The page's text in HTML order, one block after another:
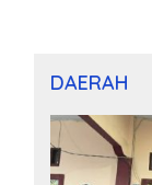
DAERAH